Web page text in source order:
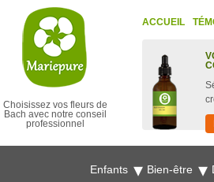
Choisissez vos fleurs de
Bach avec notre conseil
professionnel
ACCUEIL
Enfants Bien-être